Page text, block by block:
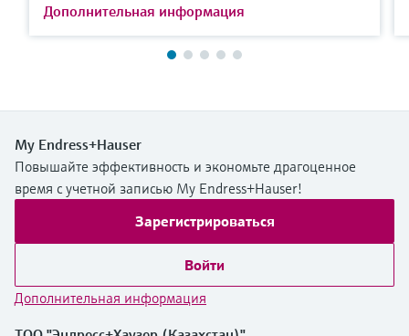
Дополнительная информация
My Endress+Hauser
Повышайте эффективность и экономьте драгоценное
время с учетной записью My Endress+Hauser!
Зарегистрироваться
Войти
Дополнительная информация